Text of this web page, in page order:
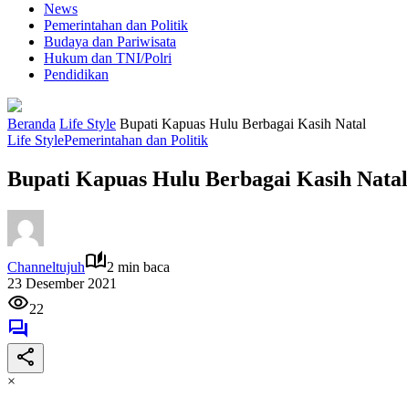
News
Pemerintahan dan Politik
Budaya dan Pariwisata
Hukum dan TNI/Polri
Pendidikan
Beranda Life Style Bupati Kapuas Hulu Berbagai Kasih Natal
Life StylePemerintahan dan Politik
Bupati Kapuas Hulu Berbagai Kasih Natal
Channeltujuh
2 min baca
23 Desember 2021
22
×